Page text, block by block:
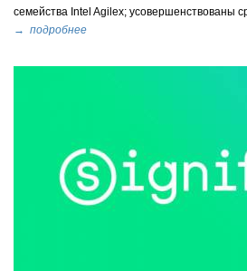
семейства Intel Agilex; усовершенствованы
→ подробнее